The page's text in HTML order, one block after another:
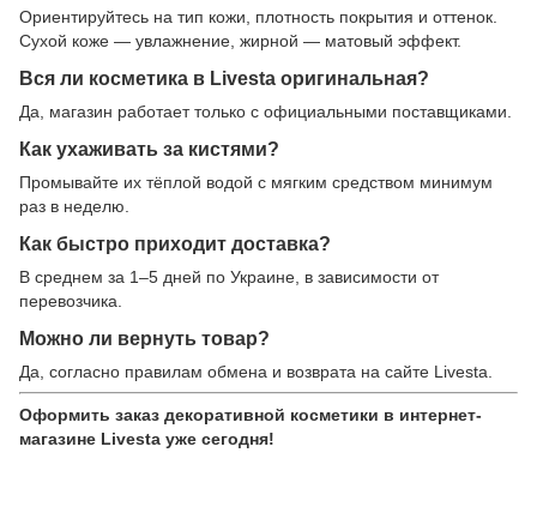
Ориентируйтесь на тип кожи, плотность покрытия и оттенок.
Сухой коже — увлажнение, жирной — матовый эффект.
Вся ли косметика в Livesta оригинальная?
Да, магазин работает только с официальными поставщиками.
Как ухаживать за кистями?
Промывайте их тёплой водой с мягким средством минимум
раз в неделю.
Как быстро приходит доставка?
В среднем за 1–5 дней по Украине, в зависимости от
перевозчика.
Можно ли вернуть товар?
Да, согласно правилам обмена и возврата на сайте Livesta.
Оформить заказ декоративной косметики в интернет-
магазине Livesta уже сегодня!